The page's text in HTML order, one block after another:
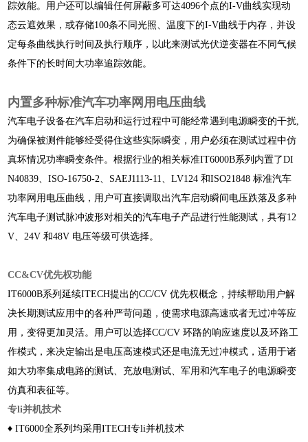
踪效能。用户还可以编辑任何屏蔽多可达4096个点的I-V曲线实现动
态云遮效果，或存储100条不同光照、温度下的I-V曲线于内存，并设
定每条曲线执行时间及执行顺序，以此来测试光伏逆变器在不同气候
条件下的长时间大功率追踪效能。
内置多种标准汽车功率网用电压曲线
汽车电子设备在汽车启动和运行过程中可能经常遇到电源瞬变的干扰,
为确保被测件能够经受得住这些实际瞬变，用户必须在测试过程中仿
真坏情况功率瞬变条件。根据行业的相关标准IT6000B系列内置了DI
N40839、ISO-16750-2、SAEJ1113-11、LV124 和ISO21848 标准汽车
功率网用电压曲线，用户可直接调取出汽车启动瞬间电压跌落及多种
汽车电子测试脉冲波形对相关的汽车电子产品进行性能测试，具有12
V、24V 和48V 电压等级可供选择。
CC&CV优先权功能
IT6000B系列延续ITECH提出的CC/CV 优先权概念，持续帮助用户解
决长期测试应用中的各种严苛问题，使需求电源高速或者无过冲等应
用，变得更加灵活。用户可以选择CC/CV 环路的响应速度以及环路工
作模式，来决定输出是电压高速模式还是电流无过冲模式，适用于诸
如大功率集成电路的测试、充放电测试、军用和汽车电子的电源瞬变
仿真和表征等。
专li并机技术
♦IT6000全系列均采用ITECH专li并机技术